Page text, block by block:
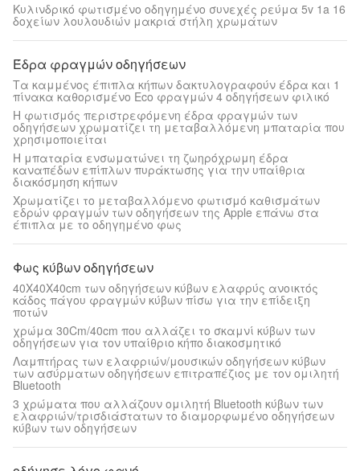
Κυλινδρικό φωτισμένο οδηγημένο συνεχές ρεύμα 5v 1a 16
δοχείων λουλουδιών μακριά στήλη χρωμάτων
Έδρα φραγμών οδηγήσεων
Τα καμμένος έπιπλα κήπων δακτυλογραφούν έδρα και 1
πίνακα καθορισμένο Eco φραγμών 4 οδηγήσεων φιλικό
Η φωτισμός περιστρεφόμενη έδρα φραγμών των
οδηγήσεων χρωματίζει τη μεταβαλλόμενη μπαταρία που
χρησιμοποιείται
Η μπαταρία ενσωματώνει τη ζωηρόχρωμη έδρα
καναπέδων επίπλων πυράκτωσης για την υπαίθρια
διακόσμηση κήπων
Χρωματίζει το μεταβαλλόμενο φωτισμό καθισμάτων
εδρών φραγμών των οδηγήσεων της Apple επάνω στα
έπιπλα με το οδηγημένο φως
Φως κύβων οδηγήσεων
40X40X40cm των οδηγήσεων κύβων ελαφρύς ανοικτός
κάδος πάγου φραγμών κύβων πίσω για την επίδειξη
ποτών
χρώμα 30Cm/40cm που αλλάζει το σκαμνί κύβων των
οδηγήσεων για τον υπαίθριο κήπο διακοσμητικό
Λαμπτήρας των ελαφριών/μουσικών οδηγήσεων κύβων
των ασύρματων οδηγήσεων επιτραπέζιος με τον ομιλητή
Bluetooth
3 χρώματα που αλλάζουν ομιλητή Bluetooth κύβων των
ελαφριών/τρισδιάστατων το διαμορφωμένο οδηγήσεων
κύβων των οδηγήσεων